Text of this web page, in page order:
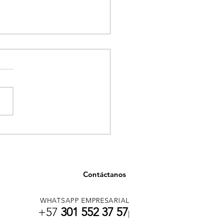
Contáctanos
WHATSAPP EMPRESARIAL
+57 301 552 37 57|